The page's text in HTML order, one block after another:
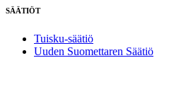
SÄÄTIÖT
Tuisku-säätiö
Uuden Suomettaren Säätiö